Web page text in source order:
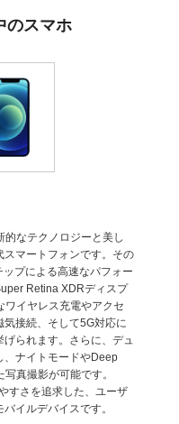
のスマホ
的なテクノロジーと美し
スマートフォンです。その
プによる高速なパフォー
Retina XDRディスプ
ワイヤレス充電やアクセ
接続、そして5G対応に
られます。さらに、デュ
、ナイトモードやDeep
真撮影が可能です。
すさを追求した、ユーザ
イルデバイスです。